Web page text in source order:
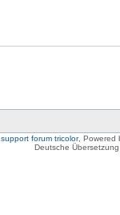
support forum tricolor, Powered
Deutsche